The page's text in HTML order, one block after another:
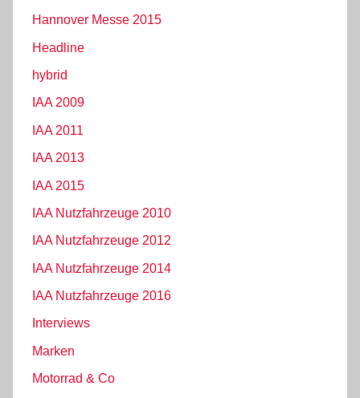
Hannover Messe 2015
Headline
hybrid
IAA 2009
IAA 2011
IAA 2013
IAA 2015
IAA Nutzfahrzeuge 2010
IAA Nutzfahrzeuge 2012
IAA Nutzfahrzeuge 2014
IAA Nutzfahrzeuge 2016
Interviews
Marken
Motorrad & Co